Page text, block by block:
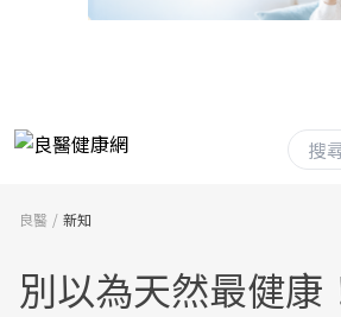
良醫 新知
別以為天然最健康